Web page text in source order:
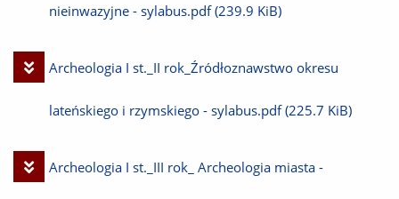
plik
nieinwazyjne - sylabus.pdf (239.9 KiB)
Pobierz
plik
Archeologia I st._II rok_Źródłoznawstwo okresu
lateńskiego i rzymskiego - sylabus.pdf (225.7 KiB)
Pobierz
Archeologia I st._III rok_ Archeologia miasta -